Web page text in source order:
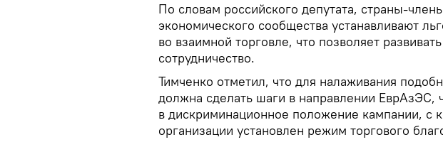
По словам российского депутата, страны-
экономического сообщества устанавливают
во взаимной торговле, что позволяет
сотрудничество.
Тимченко отметил, что для налаживания
должна сделать шаги в направлении ЕврАзЭС,
в дискриминационное положение кампании, с
организации установлен режим торгового